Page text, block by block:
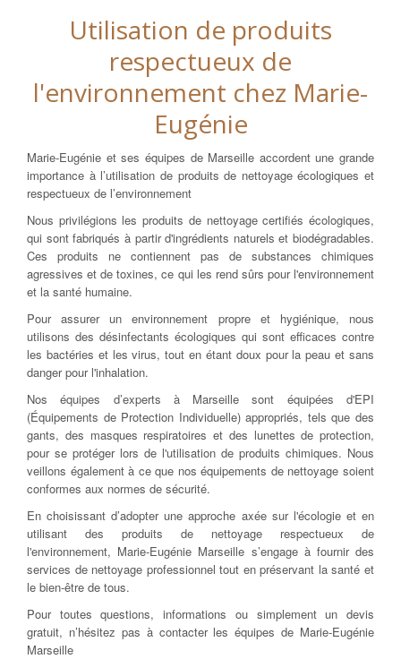
Utilisation de produits
respectueux de
l'environnement chez Marie-
Eugénie
Marie-Eugénie et ses équipes de Marseille accordent une grande
importance à l’utilisation de produits de nettoyage écologiques et
respectueux de l’environnement
Nous privilégions les produits de nettoyage certifiés écologiques,
qui sont fabriqués à partir d'ingrédients naturels et biodégradables.
Ces produits ne contiennent pas de substances chimiques
agressives et de toxines, ce qui les rend sûrs pour l'environnement
et la santé humaine.
Pour assurer un environnement propre et hygiénique, nous
utilisons des désinfectants écologiques qui sont efficaces contre
les bactéries et les virus, tout en étant doux pour la peau et sans
danger pour l'inhalation.
Nos équipes d’experts à Marseille sont équipées d'EPI
(Équipements de Protection Individuelle) appropriés, tels que des
gants, des masques respiratoires et des lunettes de protection,
pour se protéger lors de l'utilisation de produits chimiques. Nous
veillons également à ce que nos équipements de nettoyage soient
conformes aux normes de sécurité.
En choisissant d’adopter une approche axée sur l'écologie et en
utilisant des produits de nettoyage respectueux de
l'environnement, Marie-Eugénie Marseille s’engage à fournir des
services de nettoyage professionnel tout en préservant la santé et
le bien-être de tous.
Pour toutes questions, informations ou simplement un devis
gratuit, n’hésitez pas à contacter les équipes de Marie-Eugénie
Marseille